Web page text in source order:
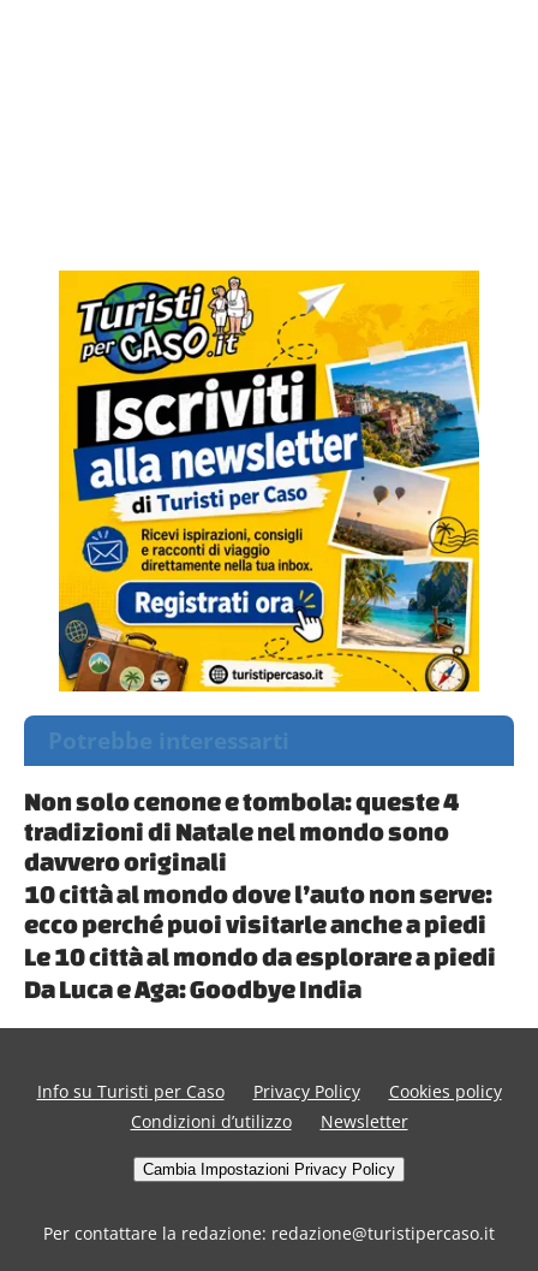
Potrebbe interessarti
Non solo cenone e tombola: queste 4
tradizioni di Natale nel mondo sono
davvero originali
10 città al mondo dove l’auto non serve:
ecco perché puoi visitarle anche a piedi
Le 10 città al mondo da esplorare a piedi
Da Luca e Aga: Goodbye India
Info su Turisti per Caso Privacy Policy
Cookies policy
Condizioni d’utilizzo
Newsletter
Cambia Impostazioni Privacy Policy
Per contattare la redazione: redazione@turistipercaso.it